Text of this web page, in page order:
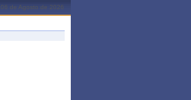
de Agosto de 2026